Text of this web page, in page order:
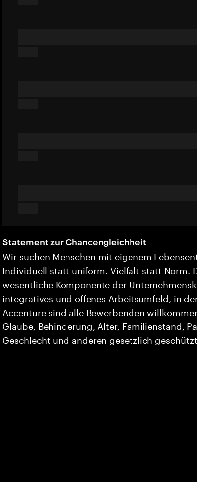
Statement zur Chancengleichheit
Wir suchen Menschen mit eigenem
Individuell statt uniform. Vielfalt statt Norm.
wesentliche Komponente der
integratives und offenes Arbeitsumfeld, in
Accenture sind alle Bewerbenden
Glaube, Behinderung, Alter, Familienstand,
Geschlecht und anderen gesetzlich